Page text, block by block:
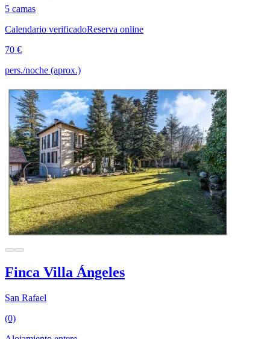
5 camas
Calendario verificadoReserva online
70 €
pers./noche (aprox.)
Finca Villa Ángeles
San Rafael
(0)